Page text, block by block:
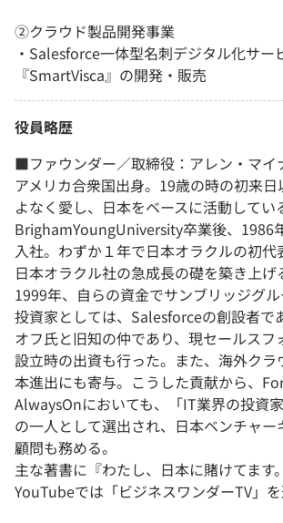
②クラウド製品開発事業
・Salesforce一体型名刺デジタル化サー
『SmartVisca』の開発・販売
役員略歴
■ファウンダー／取締役：アレン・マイ
アメリカ合衆国出身。19歳の時の初来日
よなく愛し、日本をベースに活動してい
BrighamYoungUniversity卒業後、1986
入社。わずか１年で日本オラクルの初代
日本オラクル社の急成長の礎を築き上げ
1999年、自らの資金でサンブリッジグル
投資家としては、Salesforceの創設者で
オフ氏と旧知の仲であり、現セールスフ
設立時の出資も行った。また、海外クラ
本進出にも寄与。こうした貢献から、
AlwaysOnにおいても、「IT業界の投資
の一人として選出され、日本ベンチャー
顧問も務める。
主な著書に『わたし、日本に賭けてます
YouTubeでは「ビジネスワンダーTV」を